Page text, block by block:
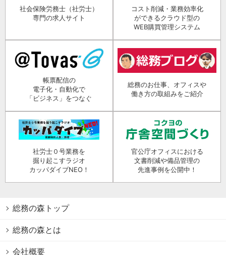
社会保険労務士（社労士）
専門の求人サイト
コスト削減・業務効率化
ができるクラウド型の
WEB購買管理システム
帳票配信の
電子化・自動化で
「ビジネス」をつなぐ
総務のお仕事、オフィスや
働き方の取組みをご紹介
社労士０号業務を
掘り起こすラジオ
カッパダイブNEO！
官公庁オフィスにおける
文書削減や備品管理の
先進事例を公開中！
総務の森トップ
総務の森とは
会社概要